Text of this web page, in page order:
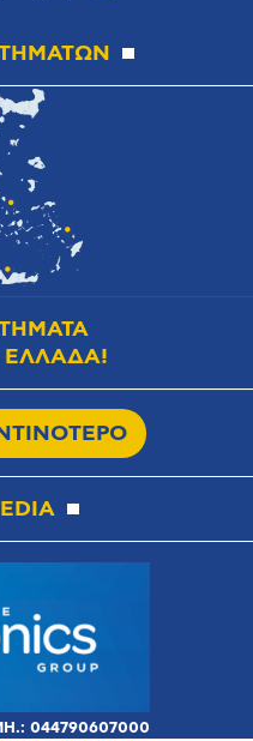
ΕΛΛΑΔΑ!